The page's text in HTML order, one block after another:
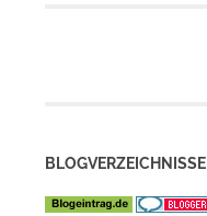
BLOGVERZEICHNISSE